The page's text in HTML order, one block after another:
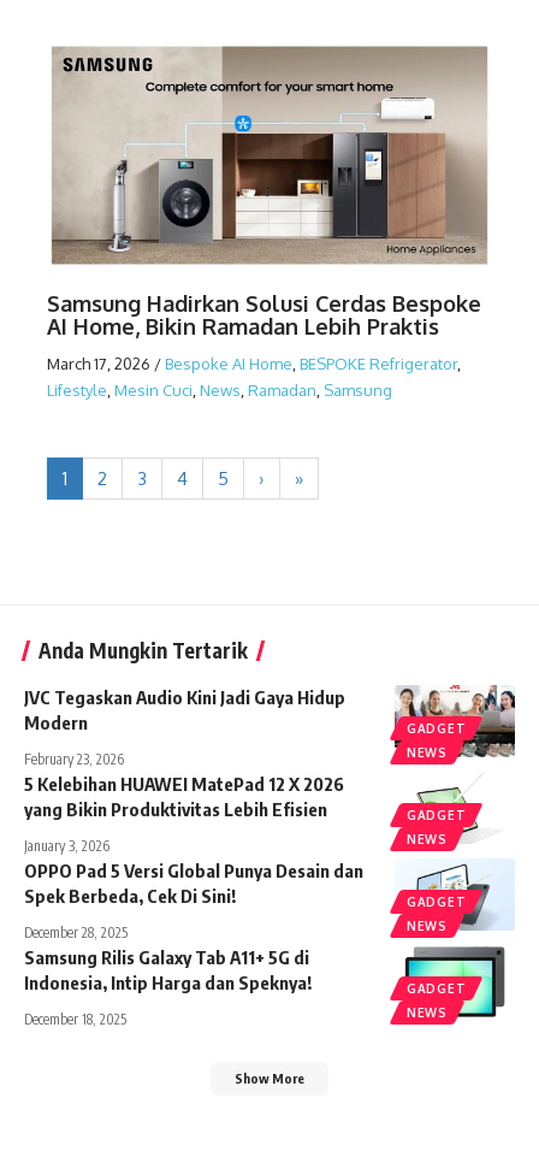
Samsung Hadirkan Solusi Cerdas Bespoke
AI Home, Bikin Ramadan Lebih Praktis
March 17, 2026 /Bespoke AI Home,BESPOKE Refrigerator,
Lifestyle,Mesin Cuci,News,Ramadan, Samsung
1 2 3 4 5 › »
Anda Mungkin Tertarik
GADGET
NEWS
JVC Tegaskan Audio Kini Jadi Gaya Hidup
Modern
February 23, 2026
GADGET
NEWS
5 Kelebihan HUAWEI MatePad 12 X 2026
yang Bikin Produktivitas Lebih Efisien
January 3, 2026
GADGET
NEWS
OPPO Pad 5 Versi Global Punya Desain dan
Spek Berbeda, Cek Di Sini!
December 28, 2025
GADGET
NEWS
Samsung Rilis Galaxy Tab A11+ 5G di
Indonesia, Intip Harga dan Speknya!
December 18, 2025
Show More